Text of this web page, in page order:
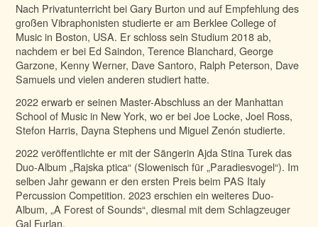
Nach Privatunterricht bei Gary Burton und auf Empfehlung des
großen Vibraphonisten studierte er am Berklee College of
Music in Boston, USA. Er schloss sein Studium 2018 ab,
nachdem er bei Ed Saindon, Terence Blanchard, George
Garzone, Kenny Werner, Dave Santoro, Ralph Peterson, Dave
Samuels und vielen anderen studiert hatte.
2022 erwarb er seinen Master-Abschluss an der Manhattan
School of Music in New York, wo er bei Joe Locke, Joel Ross,
Stefon Harris, Dayna Stephens und Miguel Zenón studierte.
2022 veröffentlichte er mit der Sängerin Ajda Stina Turek das
Duo-Album „Rajska ptica“ (Slowenisch für „Paradiesvogel“). Im
selben Jahr gewann er den ersten Preis beim PAS Italy
Percussion Competition. 2023 erschien ein weiteres Duo-
Album, „A Forest of Sounds“, diesmal mit dem Schlagzeuger
Gal Furlan.